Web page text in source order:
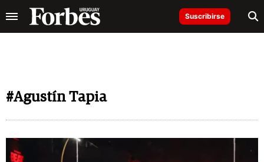
Suscribirse
#Agustín Tapia